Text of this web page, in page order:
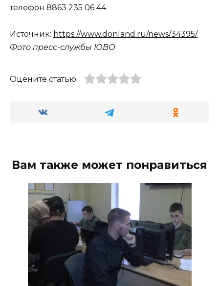
телефон 8863 235 06 44.
Источник: https://www.donland.ru/news/34395/
Фото пресс-службы ЮВО
Оцените статью
Вам также может понравиться